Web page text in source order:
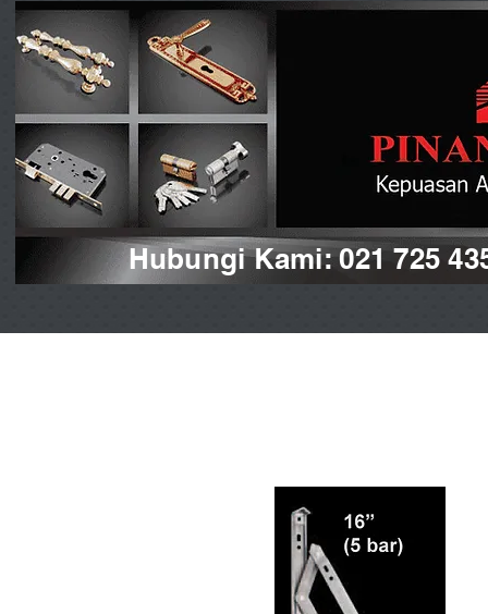
Hubungi Kami: 021 725